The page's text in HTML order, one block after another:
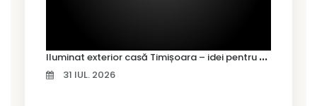
I
luminat exterior casă Timișoara – idei pentru siguranță și confort
31 IUL. 2026